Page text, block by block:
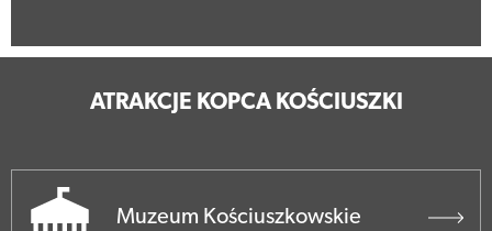
ATRAKCJE KOPCA KOŚCIUSZKI
Muzeum Kościuszkowskie